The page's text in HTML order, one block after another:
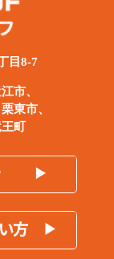
目8-7
市、
市、
町